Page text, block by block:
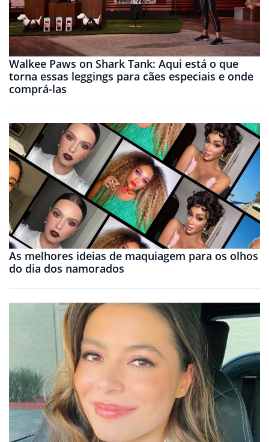
Walkee Paws on Shark Tank: Aqui está o que
torna essas leggings para cães especiais e onde
comprá-las
As melhores ideias de maquiagem para os olhos
do dia dos namorados